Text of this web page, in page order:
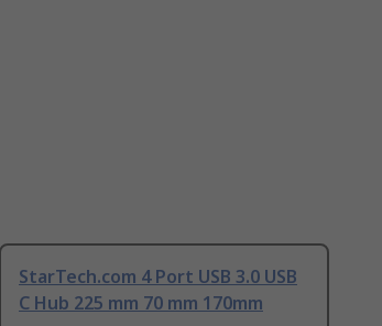
StarTech.com 4 Port USB 3.0 USB
C Hub 225 mm 70 mm 170mm